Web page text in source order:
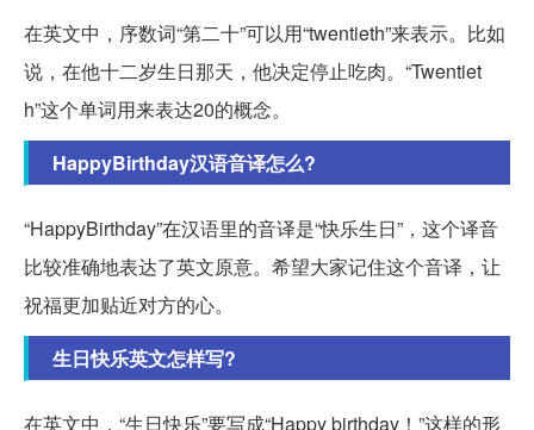
在英文中，序数词“第二十”可以用“twentieth”来表示。比如
说，在他十二岁生日那天，他决定停止吃肉。“Twentiet
h”这个单词用来表达20的概念。
HappyBirthday汉语音译怎么?
“HappyBirthday”在汉语里的音译是“快乐生日”，这个译音
比较准确地表达了英文原意。希望大家记住这个音译，让
祝福更加贴近对方的心。
生日快乐英文怎样写?
在英文中，“生日快乐”要写成“Happy birthday！”这样的形